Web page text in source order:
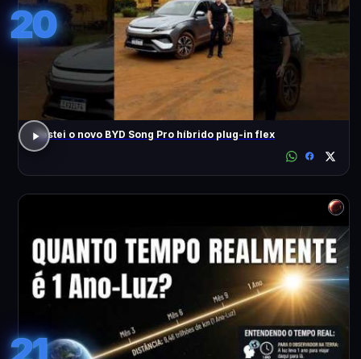
20
Testei o novo BYD Song Pro híbrido plug-in flex